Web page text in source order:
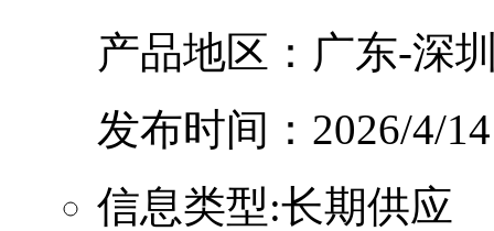
产品地区：广东-深
发布时间：2026/4/14
信息类型:长期供应